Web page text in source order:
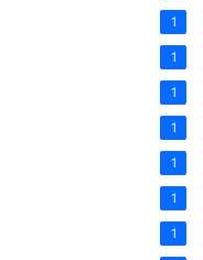
1
1
1
1
1
1
1